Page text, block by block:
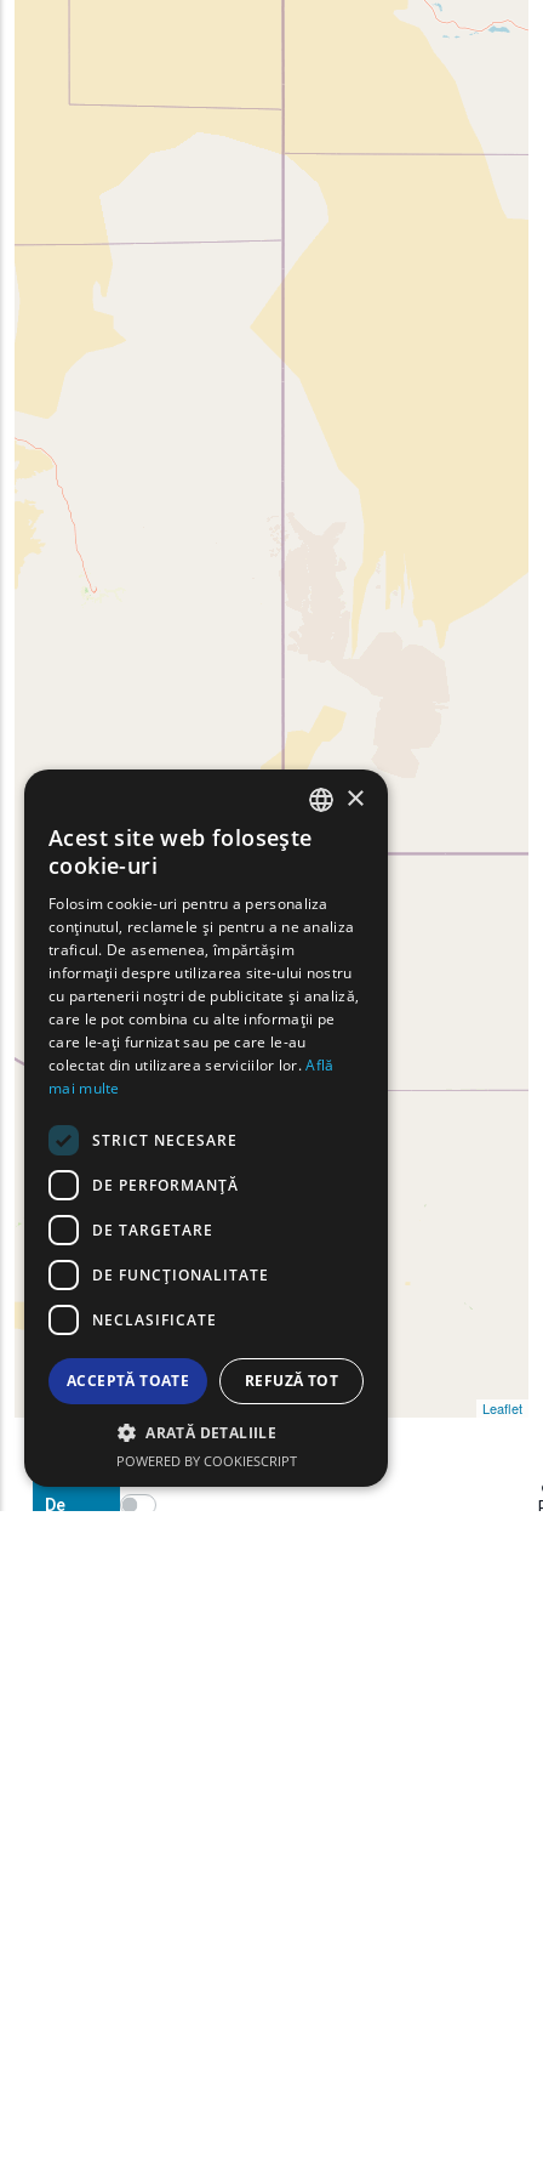
De
Show map on mouse hover
Leaflet
ENGLISH
FRENCH
BULGARIAN
GERMAN
ROMANIAN
×
Acest site web folosește
cookie-uri
Folosim cookie-uri pentru a personaliza
conținutul, reclamele și pentru a ne analiza
traficul. De asemenea, împărtășim
informații despre utilizarea site-ului nostru
cu partenerii noștri de publicitate și analiză,
care le pot combina cu alte informații pe
care le-ați furnizat sau pe care le-au
colectat din utilizarea serviciilor lor.Află
mai multe
STRICT NECESARE
DE PERFORMANȚĂ
DE TARGETARE
DE FUNCŢIONALITATE
NECLASIFICATE
ACCEPTĂ TOATE REFUZĂ TOT
ARATĂ DETALIILE
POWERED BY COOKIESCRIPT